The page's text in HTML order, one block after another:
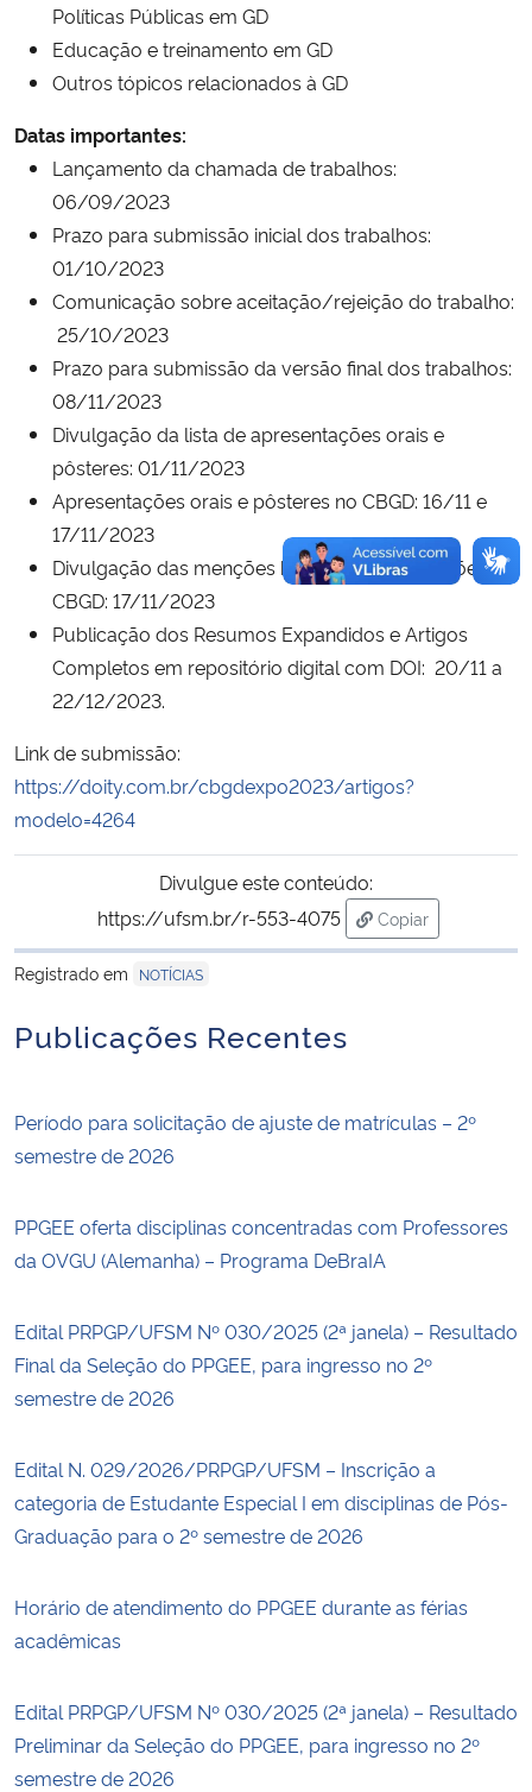
Políticas Públicas em GD
Educação e treinamento em GD
Outros tópicos relacionados à GD
Datas importantes:
Lançamento da chamada de trabalhos:
06/09/2023
Prazo para submissão inicial dos trabalhos:
01/10/2023
Comunicação sobre aceitação/rejeição do trabalho:
25/10/2023
Prazo para submissão da versão final dos trabalhos:
08/11/2023
Divulgação da lista de apresentações orais e
pôsteres: 01/11/2023
Apresentações orais e pôsteres no CBGD: 16/11 e
17/11/2023
Divulgação das menções honrosas e premiações no
CBGD: 17/11/2023
Publicação dos Resumos Expandidos e Artigos
Completos em repositório digital com DOI: 20/11 a
22/12/2023.
Link de submissão:
https://doity.com.br/cbgdexpo2023/artigos?
modelo=4264
Divulgue este conteúdo:
https://ufsm.br/r-553-4075
Copiar
para área de
Registrado em
NOTÍCIAS
Publicações Recentes
Período para solicitação de ajuste de matrículas – 2º
semestre de 2026
PPGEE oferta disciplinas concentradas com Professores
da OVGU (Alemanha) – Programa DeBraIA
Edital PRPGP/UFSM Nº 030/2025 (2ª janela) – Resultado
Final da Seleção do PPGEE, para ingresso no 2º
semestre de 2026
Edital N. 029/2026/PRPGP/UFSM – Inscrição a
categoria de Estudante Especial I em disciplinas de Pós-
Graduação para o 2º semestre de 2026
Horário de atendimento do PPGEE durante as férias
acadêmicas
Edital PRPGP/UFSM Nº 030/2025 (2ª janela) – Resultado
Preliminar da Seleção do PPGEE, para ingresso no 2º
semestre de 2026